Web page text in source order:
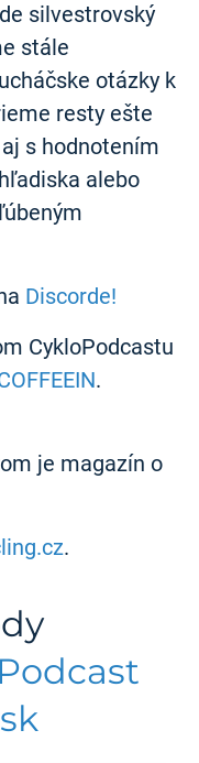
silvestrovský
stále
otázky k
resty ešte
s hodnotením
alebo
Discorde!
CykloPodcastu
.
je magazín o
.